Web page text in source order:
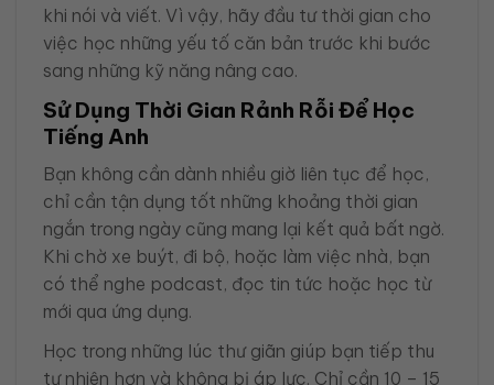
khi nói và viết. Vì vậy, hãy đầu tư thời gian cho
việc học những yếu tố căn bản trước khi bước
sang những kỹ năng nâng cao.
Sử Dụng Thời Gian Rảnh Rỗi Để Học
Tiếng Anh
Bạn không cần dành nhiều giờ liên tục để học,
chỉ cần tận dụng tốt những khoảng thời gian
ngắn trong ngày cũng mang lại kết quả bất ngờ.
Khi chờ xe buýt, đi bộ, hoặc làm việc nhà, bạn
có thể nghe podcast, đọc tin tức hoặc học từ
mới qua ứng dụng.
Học trong những lúc thư giãn giúp bạn tiếp thu
tự nhiên hơn và không bị áp lực. Chỉ cần 10 – 15